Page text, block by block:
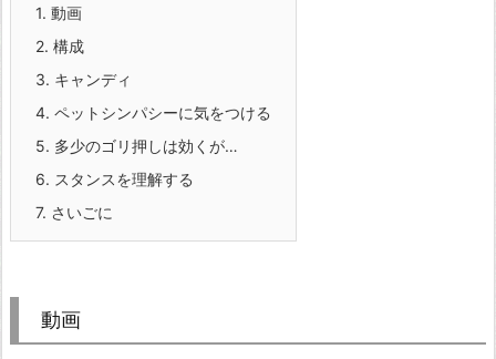
1. 動画
2. 構成
3. キャンディ
4. ペットシンパシーに気をつける
5. 多少のゴリ押しは効くが…
6. スタンスを理解する
7. さいごに
動画